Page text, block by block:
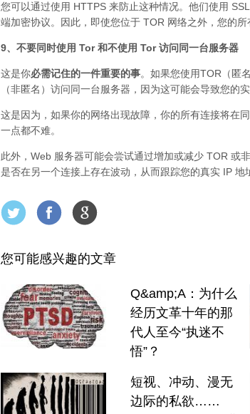
您可以通过使用 HTTPS 来防止这种情况。他们使用
端加密协议。因此，即使您位于 TOR 网络之外，您的所
9、不要同时使用 Tor 和不使用 Tor 访问同一台服务器
这是你必需记住的一件重要的事。如果您使用TOR（匿
（非匿名）访问同一台服务器，因为这可能会导致您的
这是因为，如果你的网络出现故障，你的所有连接将在
一点都不难。
此外，Web 服务器可能会尝试通过增加或减少 TOR 或
是否在另一个连接上存在波动，从而跟踪您的真实 IP 地
您可能感兴趣的文章
Q&amp;A：为什么
经历文革十年的那
代人至今“执迷不
悟”？
短视、冲动、漫无
边际的私欲……